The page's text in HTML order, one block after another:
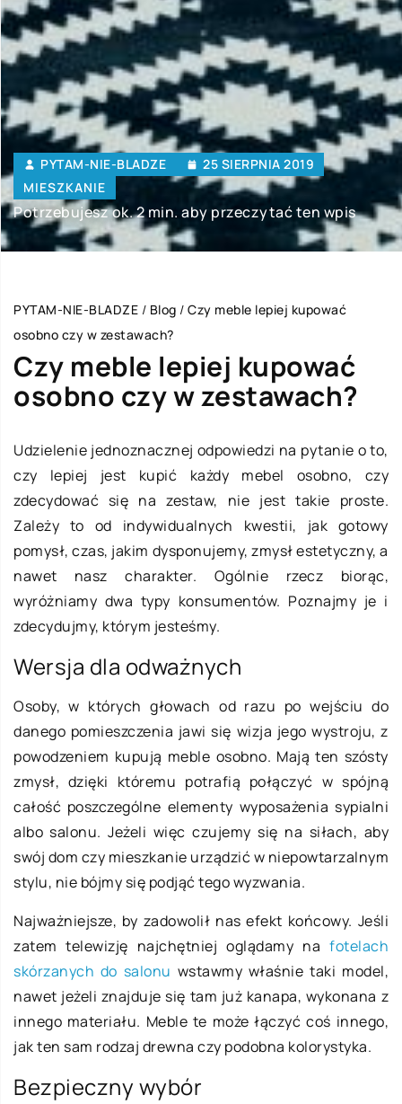
PYTAM-NIE-BLADZE
25 SIERPNIA 2019
MIESZKANIE
Potrzebujesz ok. 2 min. aby przeczytać ten wpis
PYTAM-NIE-BLADZE / Blog / Czy meble lepiej kupować
osobno czy w zestawach?
Czy meble lepiej kupować
osobno czy w zestawach?
Udzielenie jednoznacznej odpowiedzi na pytanie o to,
czy lepiej jest kupić każdy mebel osobno, czy
zdecydować się na zestaw, nie jest takie proste.
Zależy to od indywidualnych kwestii, jak gotowy
pomysł, czas, jakim dysponujemy, zmysł estetyczny, a
nawet nasz charakter. Ogólnie rzecz biorąc,
wyróżniamy dwa typy konsumentów. Poznajmy je i
zdecydujmy, którym jesteśmy.
Wersja dla odważnych
Osoby, w których głowach od razu po wejściu do
danego pomieszczenia jawi się wizja jego wystroju, z
powodzeniem kupują meble osobno. Mają ten szósty
zmysł, dzięki któremu potrafią połączyć w spójną
całość poszczególne elementy wyposażenia sypialni
albo salonu. Jeżeli więc czujemy się na siłach, aby
swój dom czy mieszkanie urządzić w niepowtarzalnym
stylu, nie bójmy się podjąć tego wyzwania.
Najważniejsze, by zadowolił nas efekt końcowy. Jeśli
zatem telewizję najchętniej oglądamy na fotelach
skórzanych do salonu wstawmy właśnie taki model,
nawet jeżeli znajduje się tam już kanapa, wykonana z
innego materiału. Meble te może łączyć coś innego,
jak ten sam rodzaj drewna czy podobna kolorystyka.
Bezpieczny wybór